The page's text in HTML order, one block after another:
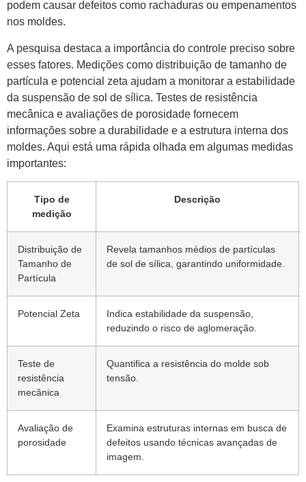
podem causar defeitos como rachaduras ou empenamentos
nos moldes.
A pesquisa destaca a importância do controle preciso sobre
esses fatores. Medições como distribuição de tamanho de
partícula e potencial zeta ajudam a monitorar a estabilidade
da suspensão de sol de sílica. Testes de resistência
mecânica e avaliações de porosidade fornecem
informações sobre a durabilidade e a estrutura interna dos
moldes. Aqui está uma rápida olhada em algumas medidas
importantes:
Tipo de
medição
Descrição
Distribuição de
Tamanho de
Partícula
Revela tamanhos médios de partículas
de sol de sílica, garantindo uniformidade.
Potencial Zeta
Indica estabilidade da suspensão,
reduzindo o risco de aglomeração.
Teste de
resistência
mecânica
Quantifica a resistência do molde sob
tensão.
Avaliação de
porosidade
Examina estruturas internas em busca de
defeitos usando técnicas avançadas de
imagem.